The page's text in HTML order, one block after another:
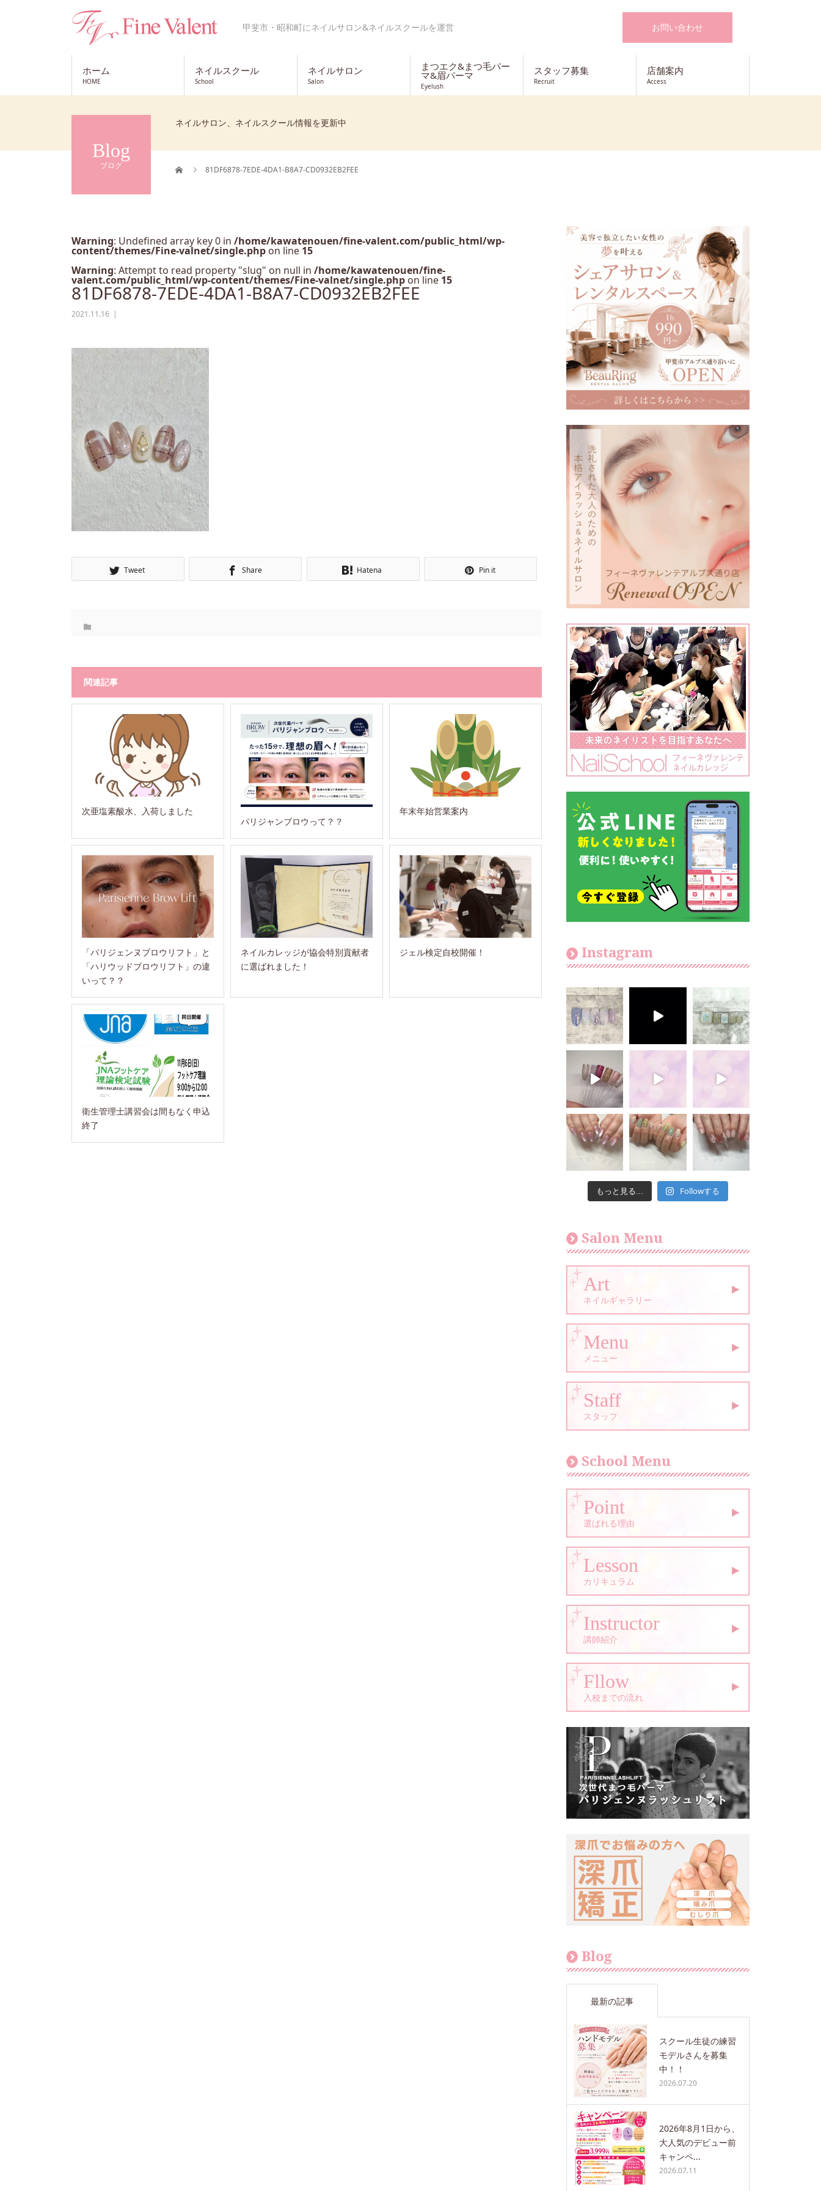
甲斐市・昭和町にネイルサロン&ネイルスクールを運営 お問い合わせ
ホーム
HOME
ネイルスクール
School
ネイルサロン
Salon
まつエク&まつ毛パー
マ&眉パーマ
Eyelush
スタッフ募集
Recruit
店舗案内
Access
Blog
ブログ
ネイルサロン、ネイルスクール情報を更新中
81DF6878-7EDE-4DA1-B8A7-CD0932EB2FEE
Warning: Undefined array key 0 in /home/kawatenouen/fine-valent.com/public_html/wp-
content/themes/Fine-valnet/single.php on line 15
Warning: Attempt to read property "slug" on null in /home/kawatenouen/fine-
valent.com/public_html/wp-content/themes/Fine-valnet/single.php on line 15
81DF6878-7EDE-4DA1-B8A7-CD0932EB2FEE
2021.11.16
Tweet Share Hatena Pin it
関連記事
次亜塩素酸水、入荷しました
パリジャンブロウって？？
年末年始営業案内
「パリジェンヌブロウリフト」と
「ハリウッドブロウリフト」の違
いって？？
ネイルカレッジが協会特別貢献者
に選ばれました！
ジェル検定自校開催！
衛生管理士講習会は間もなく申込
終了
Instagram
もっと見る... Followする
Salon Menu
Art
ネイルギャラリー
Menu
メニュー
Staff
スタッフ
School Menu
Point
選ばれる理由
Lesson
カリキュラム
Instructor
講師紹介
Fllow
入校までの流れ
Blog
最新の記事
スクール生徒の練習
モデルさんを募集
中！！
2026.07.20
2026年8月1日から、
大人気のデビュー前
キャンペ...
2026.07.11